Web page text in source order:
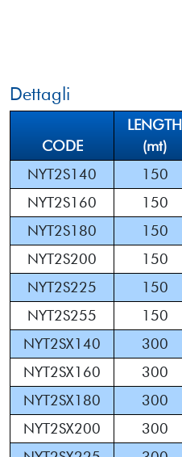
Dettagli
CODE
LENGTH
(mt)
NYT2S140
150
NYT2S160
150
NYT2S180
150
NYT2S200
150
NYT2S225
150
NYT2S255
150
NYT2SX140
300
NYT2SX160
300
NYT2SX180
300
NYT2SX200
300